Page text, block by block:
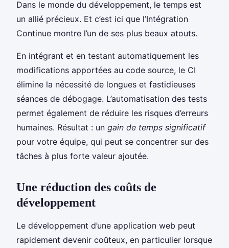
Dans le monde du développement, le temps est
un allié précieux. Et c’est ici que l’Intégration
Continue montre l’un de ses plus beaux atouts.
En intégrant et en testant automatiquement les
modifications apportées au code source, le CI
élimine la nécessité de longues et fastidieuses
séances de débogage. L’automatisation des tests
permet également de réduire les risques d’erreurs
humaines. Résultat : un gain de temps significatif
pour votre équipe, qui peut se concentrer sur des
tâches à plus forte valeur ajoutée.
Une réduction des coûts de
développement
Le développement d’une application web peut
rapidement devenir coûteux, en particulier lorsque